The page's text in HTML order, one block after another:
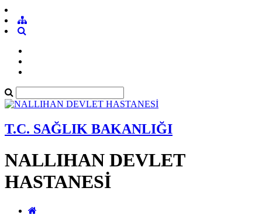
T.C. SAĞLIK BAKANLIĞI
NALLIHAN DEVLET
HASTANESİ